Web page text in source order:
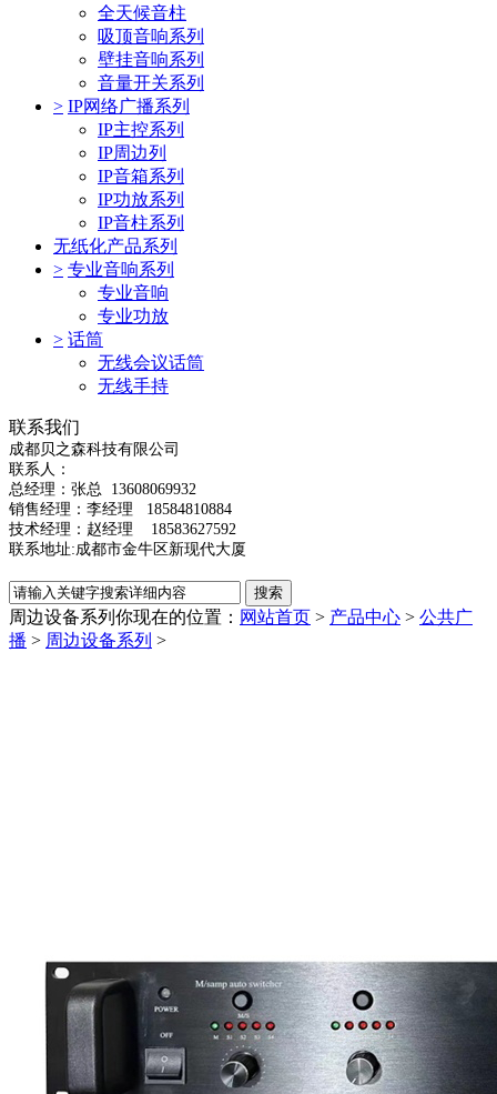
全天候音柱
吸顶音响系列
壁挂音响系列
音量开关系列
> IP网络广播系列
IP主控系列
IP周边列
IP音箱系列
IP功放系列
IP音柱系列
无纸化产品系列
> 专业音响系列
专业音响
专业功放
> 话筒
无线会议话筒
无线手持
联系我们
成都贝之森科技有限公司
联系人：
总经理： 张总 13608069932
销售经理：李经理 18584810884
技术经理：赵经理 18583627592
联系地址:成都市金牛区新现代大厦
周边设备系列 你现在的位置： 网站首页 > 产品中心 > 公共广
播 > 周边设备系列 >